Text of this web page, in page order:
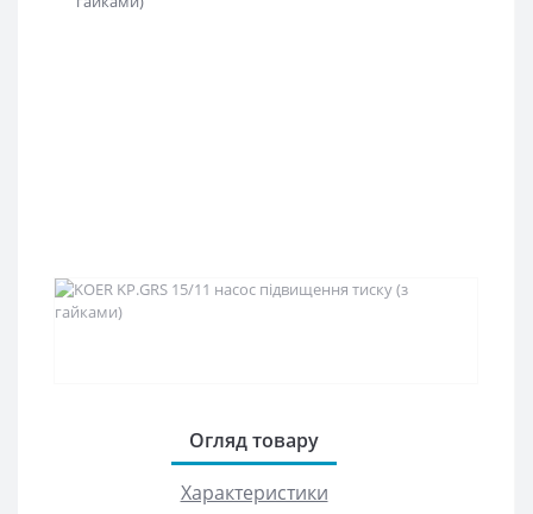
Огляд товару
Характеристики